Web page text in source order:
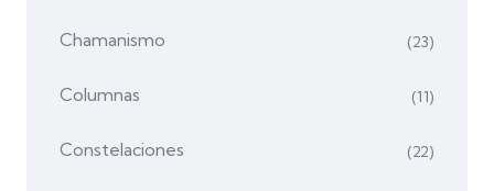
Chamanismo (23)
Columnas (11)
Constelaciones (22)